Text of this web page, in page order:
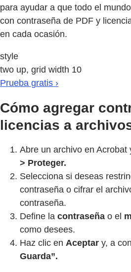
para ayudar a que todo el
con contraseña de PDF y
en cada ocasión.
style
two up, grid width 10
Prueba gratis ›
Cómo agregar
licencias a
Abre un archivo en Acrobat
> Proteger.
Selecciona si deseas
contraseña o cifrar el
contraseña.
Define la contraseña o el
como desees.
Haz clic en Aceptar y, a
Guarda”.